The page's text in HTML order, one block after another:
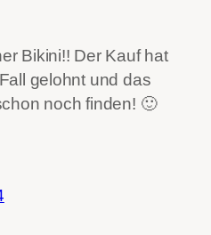
Bikini!! Der Kauf hat
gelohnt und das
noch finden! 🙂